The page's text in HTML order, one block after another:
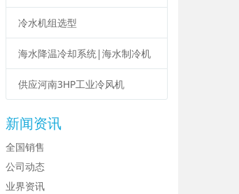
冷水机组选型
海水降温冷却系统|海水制冷机
供应河南3HP工业冷风机
新闻资讯
全国销售
公司动态
业界资讯